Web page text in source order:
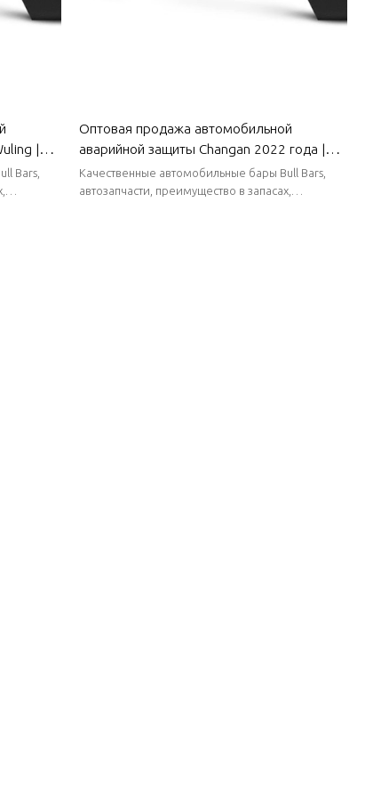
|
Bars,
Оптовая продажа автомобильной
аварийной защиты Changan 2022 года |
Легкий, устойчивый к коррозии и
жаростойкий | Автозапчасти Changan
Качественные автомобильные бары Bull Bars,
автозапчасти, преимущество в запасах,